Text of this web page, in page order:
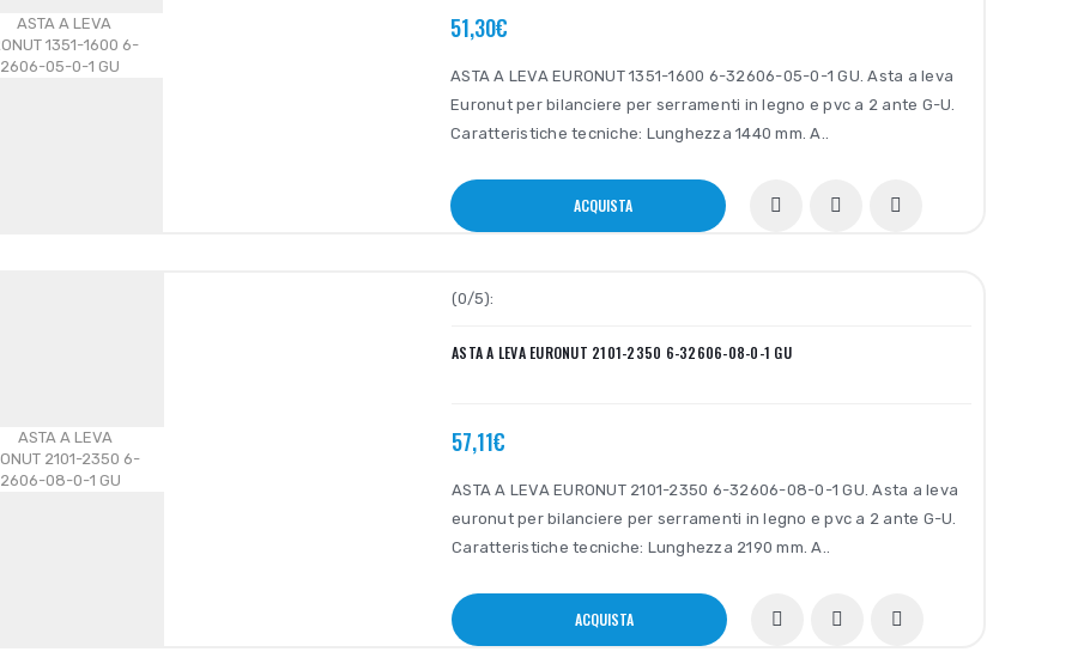
51,30€
ASTA A LEVA EURONUT 1351-1600 6-32606-05-0-1 GU. Asta a leva
Euronut per bilanciere per serramenti in legno e pvc a 2 ante G-U.
Caratteristiche tecniche: Lunghezza 1440 mm. A..
ACQUISTA
(0/5):
ASTA A LEVA EURONUT 2101-2350 6-32606-08-0-1 GU
57,11€
ASTA A LEVA EURONUT 2101-2350 6-32606-08-0-1 GU. Asta a leva
euronut per bilanciere per serramenti in legno e pvc a 2 ante G-U.
Caratteristiche tecniche: Lunghezza 2190 mm. A..
ACQUISTA